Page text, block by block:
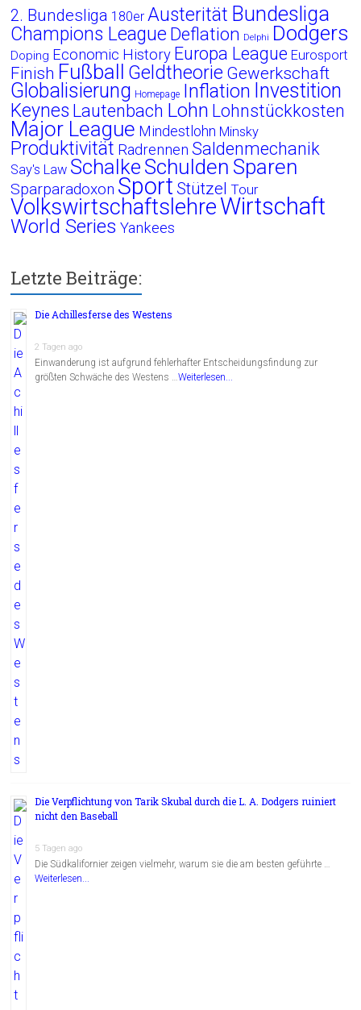
2. Bundesliga 180er Austerität Bundesliga
Champions League Deflation Delphi Dodgers
Doping Economic History Europa League Eurosport
Finish Fußball Geldtheorie Gewerkschaft
Globalisierung Homepage Inflation Investition
Keynes Lautenbach Lohn Lohnstückkosten
Major League Mindestlohn Minsky
Produktivität Radrennen Saldenmechanik
Say's Law Schalke Schulden Sparen
Sparparadoxon Sport Stützel Tour
VolkswirtschaftslehreWirtschaft
World Series Yankees
Letzte Beiträge:
Die Achillesferse des Westens
2 Tagen ago
Einwanderung ist aufgrund fehlerhafter Entscheidungsfindung zur
größten Schwäche des Westens …Weiterlesen...
Die Verpflichtung von Tarik Skubal durch die L. A. Dodgers ruiniert
nicht den Baseball
5 Tagen ago
Die Südkalifornier zeigen vielmehr, warum sie die am besten geführte …
Weiterlesen...